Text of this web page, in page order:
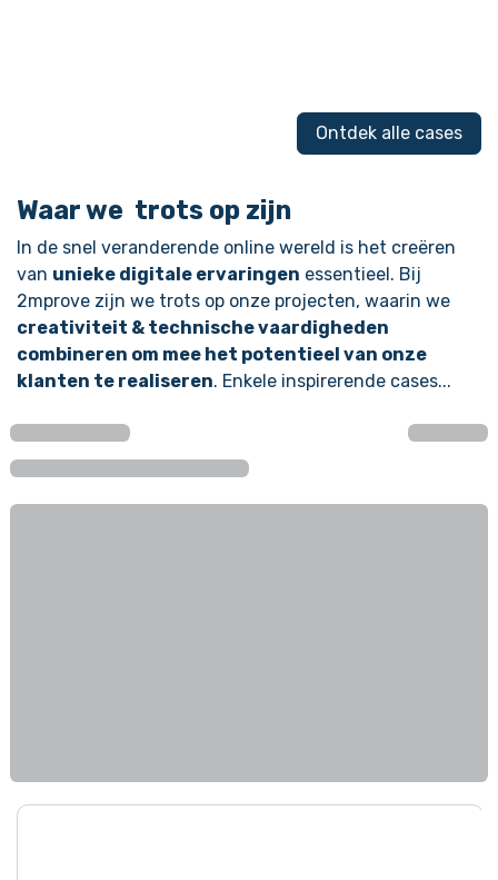
Ontdek alle cases
Waar we trots op zijn
In de snel veranderende online wereld is het creëren
van unieke digitale ervaringen essentieel. Bij
2mprove zijn we trots op onze projecten, waarin we
creativiteit & technische vaardigheden
combineren om mee het potentieel van onze
klanten te realiseren. Enkele inspirerende cases...